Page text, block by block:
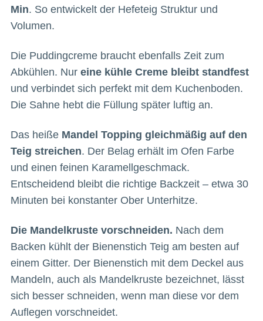
Min. So entwickelt der Hefeteig Struktur und
Volumen.
Die Puddingcreme braucht ebenfalls Zeit zum
Abkühlen. Nur eine kühle Creme bleibt standfest
und verbindet sich perfekt mit dem Kuchenboden.
Die Sahne hebt die Füllung später luftig an.
Das heiße Mandel Topping gleichmäßig auf den
Teig streichen. Der Belag erhält im Ofen Farbe
und einen feinen Karamellgeschmack.
Entscheidend bleibt die richtige Backzeit – etwa 30
Minuten bei konstanter Ober Unterhitze.
Die Mandelkruste vorschneiden. Nach dem
Backen kühlt der Bienenstich Teig am besten auf
einem Gitter. Der Bienenstich mit dem Deckel aus
Mandeln, auch als Mandelkruste bezeichnet, lässt
sich besser schneiden, wenn man diese vor dem
Auflegen vorschneidet.